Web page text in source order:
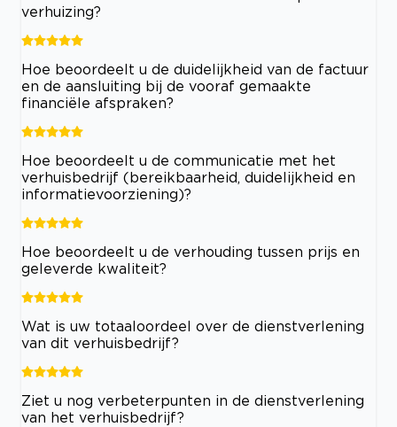
verhuizing?
Hoe beoordeelt u de duidelijkheid van de factuur
en de aansluiting bij de vooraf gemaakte
financiële afspraken?
Hoe beoordeelt u de communicatie met het
verhuisbedrijf (bereikbaarheid, duidelijkheid en
informatievoorziening)?
Hoe beoordeelt u de verhouding tussen prijs en
geleverde kwaliteit?
Wat is uw totaaloordeel over de dienstverlening
van dit verhuisbedrijf?
Ziet u nog verbeterpunten in de dienstverlening
van het verhuisbedrijf?